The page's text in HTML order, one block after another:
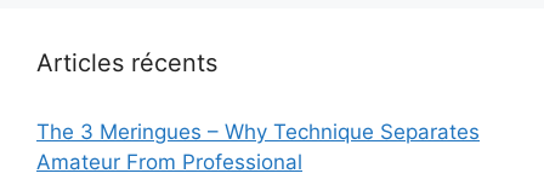
Articles récents
The 3 Meringues – Why Technique Separates
Amateur From Professional